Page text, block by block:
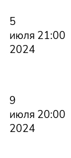
5
июля
2024
21:00
9
июля
2024
20:00